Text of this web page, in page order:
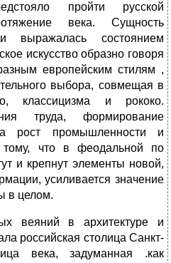
пройти русской
века. Сущность
выражалась состоянием
искусство образно говоря
европейским стилям ,
выбора, совмещая в
классицизма и рококо.
труда, формирование
рост промышленности и
тому, что в феодальной по
и крепнут элементы новой,
усиливается значение
в целом.
веяний в архитектуре и
российская столица Санкт-
века, задуманная .как